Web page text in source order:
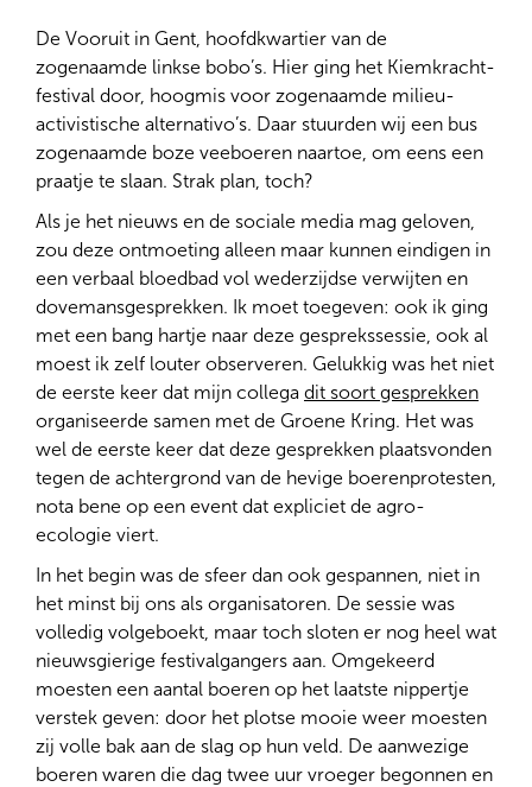
De Vooruit in Gent, hoofdkwartier van de
zogenaamde linkse bobo’s. Hier ging het Kiemkracht-
festival door, hoogmis voor zogenaamde milieu-
activistische alternativo’s. Daar stuurden wij een bus
zogenaamde boze veeboeren naartoe, om eens een
praatje te slaan. Strak plan, toch?
Als je het nieuws en de sociale media mag geloven,
zou deze ontmoeting alleen maar kunnen eindigen in
een verbaal bloedbad vol wederzijdse verwijten en
dovemansgesprekken. Ik moet toegeven: ook ik ging
met een bang hartje naar deze gesprekssessie, ook al
moest ik zelf louter observeren. Gelukkig was het niet
de eerste keer dat mijn collega dit soort gesprekken
organiseerde samen met de Groene Kring. Het was
wel de eerste keer dat deze gesprekken plaatsvonden
tegen de achtergrond van de hevige boerenprotesten,
nota bene op een event dat expliciet de agro-
ecologie viert.
In het begin was de sfeer dan ook gespannen, niet in
het minst bij ons als organisatoren. De sessie was
volledig volgeboekt, maar toch sloten er nog heel wat
nieuwsgierige festivalgangers aan. Omgekeerd
moesten een aantal boeren op het laatste nippertje
verstek geven: door het plotse mooie weer moesten
zij volle bak aan de slag op hun veld. De aanwezige
boeren waren die dag twee uur vroeger begonnen en